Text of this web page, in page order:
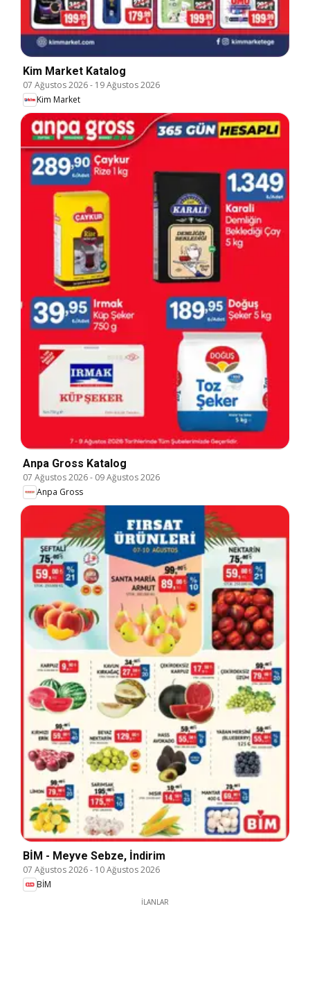
Kim Market Katalog
07 Ağustos 2026- 19 Ağustos 2026
Kim Market
Anpa Gross Katalog
07 Ağustos 2026- 09 Ağustos 2026
Anpa Gross
BİM - Meyve Sebze, İndirim
07 Ağustos 2026- 10 Ağustos 2026
BİM
İLANLAR